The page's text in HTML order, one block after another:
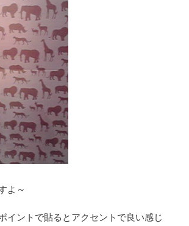
よ～
イントで貼るとアクセントで良い感じ